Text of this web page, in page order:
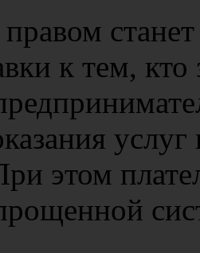
к тем,
этом